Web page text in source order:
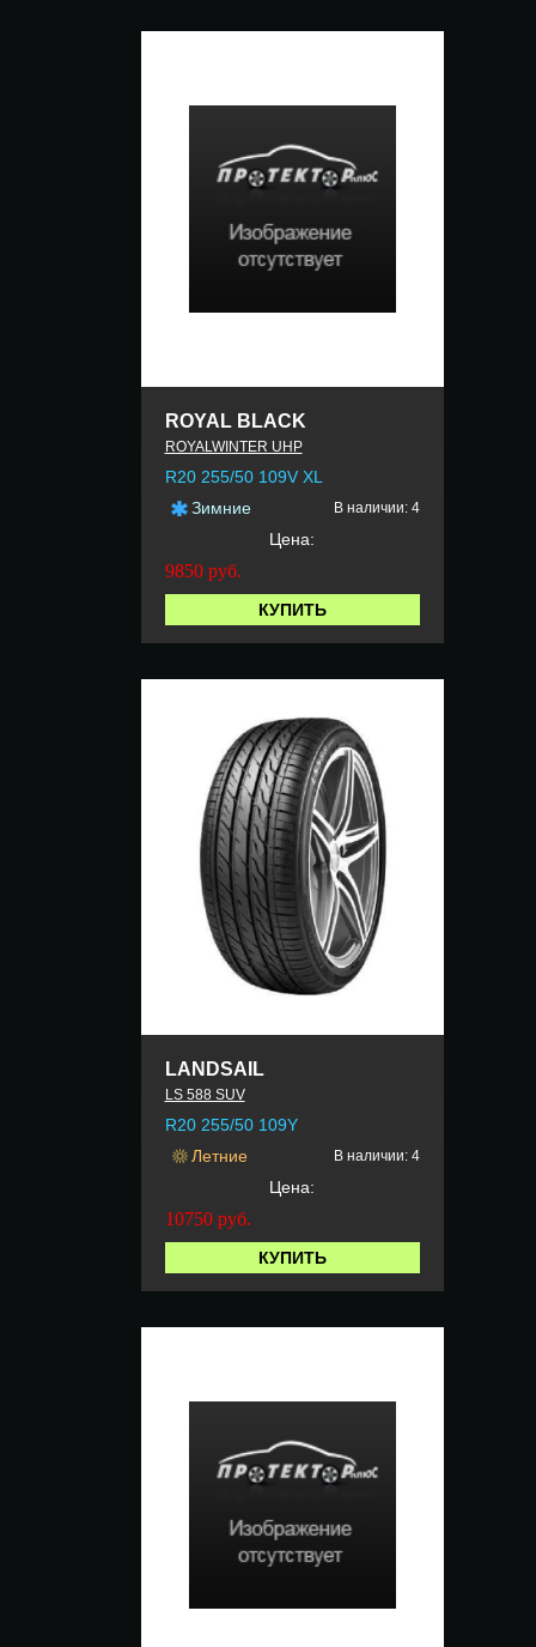
ROYAL BLACK
ROYALWINTER UHP
R20 255/50 109V XL
Зимние
В наличии: 4
Цена:
9850 руб.
КУПИТЬ
LANDSAIL
LS 588 SUV
R20 255/50 109Y
Летние
В наличии: 4
Цена:
10750 руб.
КУПИТЬ